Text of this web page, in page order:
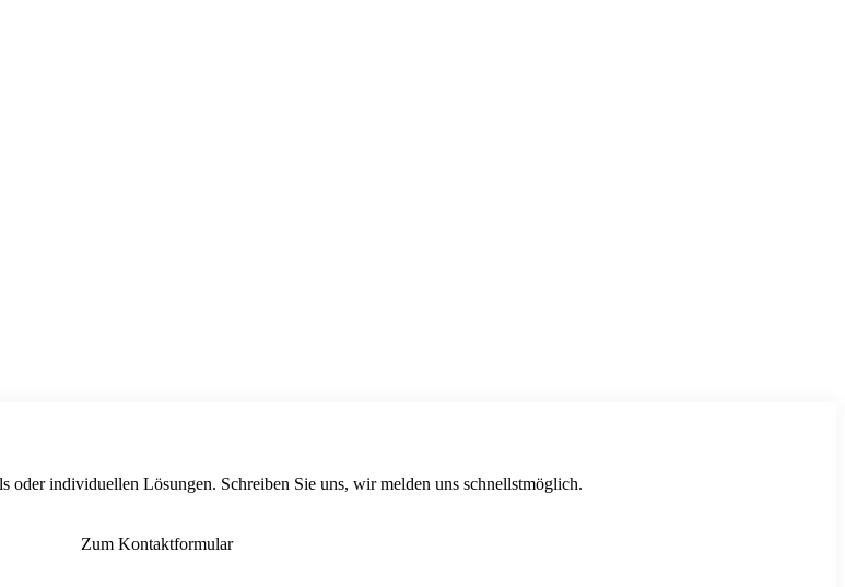
oder individuellen Lösungen. Schreiben Sie uns, wir melden uns schnellstmöglich.
Zum Kontaktformular